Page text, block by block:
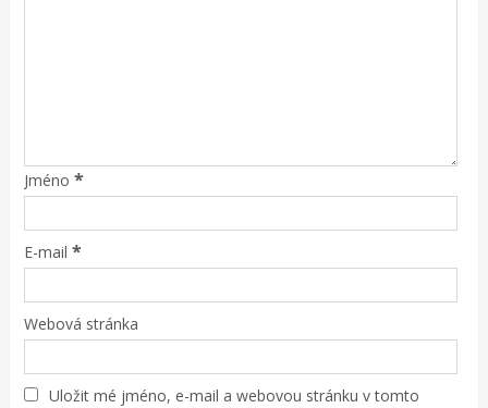
Jméno *
E-mail *
Webová stránka
Uložit mé jméno, e-mail a webovou stránku v tomto